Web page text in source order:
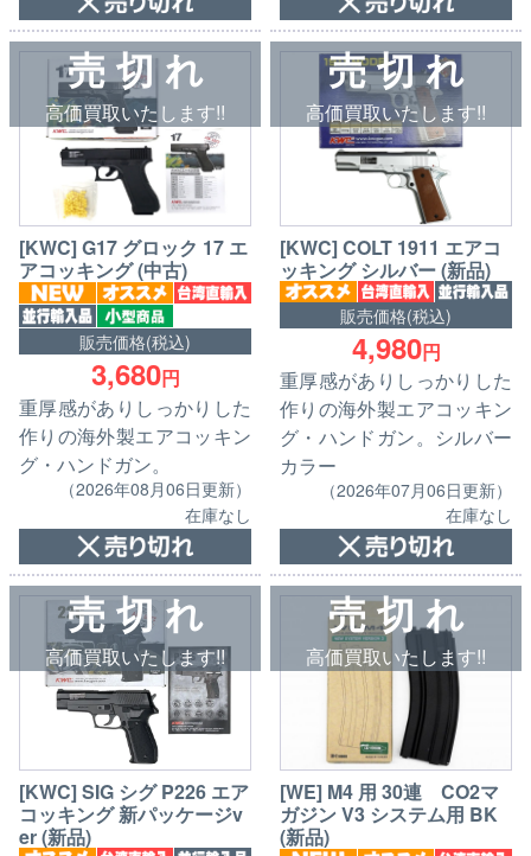
売 切 れ
高価買取いたします!!
[KWC] G17 グロック 17 エ
アコッキング (中古)
販売価格(税込)
3,680円
重厚感がありしっかりした
作りの海外製エアコッキン
グ・ハンドガン。
（2026年08月06日更新）
在庫なし
売 切 れ
高価買取いたします!!
[KWC] COLT 1911 エアコ
ッキング シルバー (新品)
販売価格(税込)
4,980円
重厚感がありしっかりした
作りの海外製エアコッキン
グ・ハンドガン。シルバー
カラー
（2026年07月06日更新）
在庫なし
売 切 れ
高価買取いたします!!
[KWC] SIG シグ P226 エア
コッキング 新パッケージv
er (新品)
売 切 れ
高価買取いたします!!
[WE] M4 用 30連 CO2マ
ガジン V3 システム用 BK
(新品)